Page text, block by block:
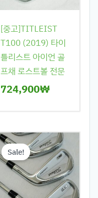
[중고]TITLEIST
T100 (2019) 타이
틀리스트 아이언 골
프채 로스트볼 전문
724,900₩
Sale!
원
래
가
격:
현
재
가
격: